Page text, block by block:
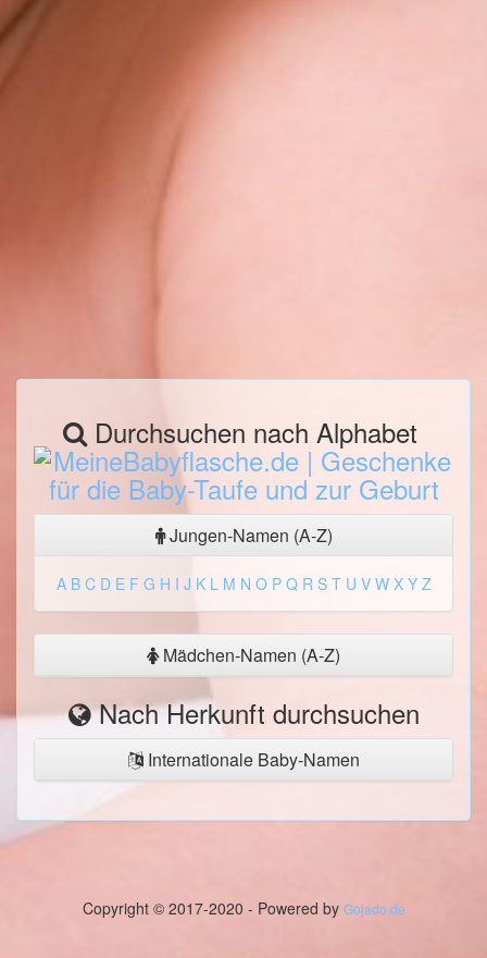
Durchsuchen nach Alphabet
Jungen-Namen (A-Z)
A B C D E F G H I J K L M N O P Q R S T U V W X Y Z
Mädchen-Namen (A-Z)
Nach Herkunft durchsuchen
Internationale Baby-Namen
Copyright © 2017-2020 - Powered by Gojado.de